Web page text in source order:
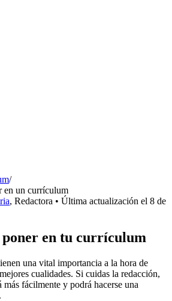
/
en un currículum
, Redactora • Última actualización el 8 de
en tu currículum
una vital importancia a la hora de
cualidades. Si cuidas la redacción,
fácilmente y podrá hacerse una